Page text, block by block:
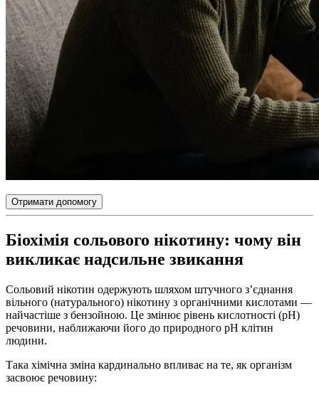
Отримати допомогу
Біохімія сольового нікотину: чому він
викликає надсильне звикання
Сольовий нікотин одержують шляхом штучного з’єднання
вільного (натурального) нікотину з органічними кислотами —
найчастіше з бензойною. Це змінює рівень кислотності (pH)
речовини, наближаючи його до природного pH клітин
людини.
Така хімічна зміна кардинально впливає на те, як організм
засвоює речовину: